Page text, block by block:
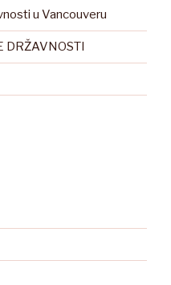
u Vancouveru